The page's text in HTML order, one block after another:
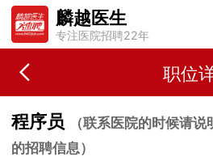
麟越医生
专注医院招聘22年
职位
程序员
（联系医院的时候请
的招聘信息）